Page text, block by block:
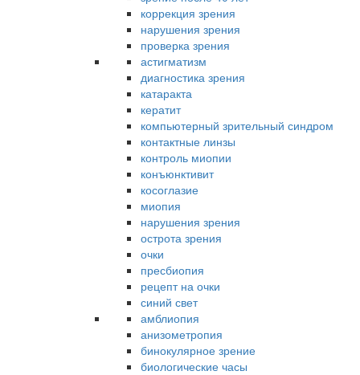
коррекция зрения
нарушения зрения
проверка зрения
астигматизм
диагностика зрения
катаракта
кератит
компьютерный зрительный синдром
контактные линзы
контроль миопии
конъюнктивит
косоглазие
миопия
нарушения зрения
острота зрения
очки
пресбиопия
рецепт на очки
синий свет
амблиопия
анизометропия
бинокулярное зрение
биологические часы